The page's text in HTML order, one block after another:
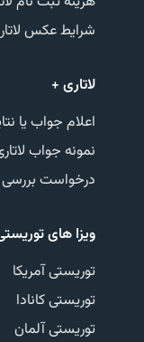
شرایط عکس
لاتاری +
اعلام جواب یا
نمونه جواب
درخواست
ویزا های
توریستی آمریکا
توریستی کانادا
توریستی آلمان